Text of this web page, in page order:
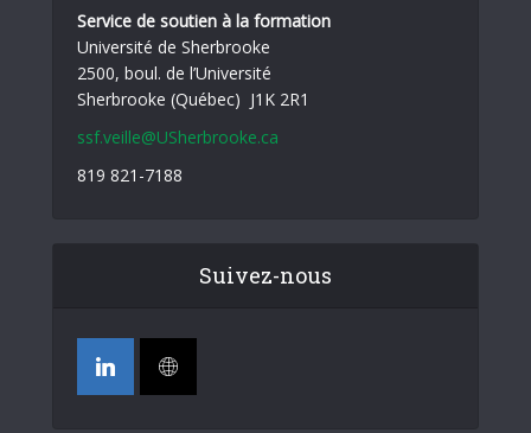
Service de soutien à la formation
Université de Sherbrooke
2500, boul. de l’Université
Sherbrooke (Québec) J1K 2R1
ssf.veille@USherbrooke.ca
819 821-7188
Suivez-nous